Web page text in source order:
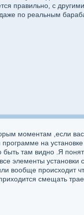
правильно, с
по реальным
моментам ,если вас
на
быть там видно .Я
элементы
вообще происходит
смещать